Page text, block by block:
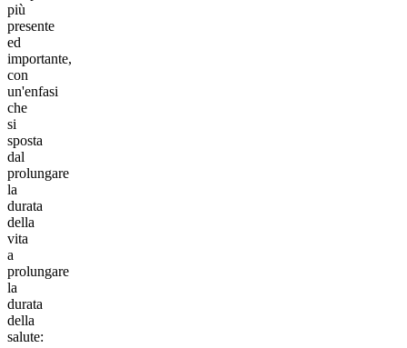
più
presente
ed
importante,
con
un'enfasi
che
si
sposta
dal
prolungare
la
durata
della
vita
a
prolungare
la
durata
della
salute: